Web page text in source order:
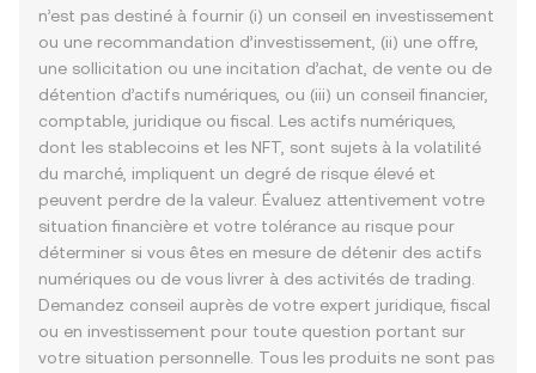
n’est pas destiné à fournir (i) un conseil en investissement
ou une recommandation d’investissement, (ii) une offre,
une sollicitation ou une incitation d’achat, de vente ou de
détention d’actifs numériques, ou (iii) un conseil financier,
comptable, juridique ou fiscal. Les actifs numériques,
dont les stablecoins et les NFT, sont sujets à la volatilité
du marché, impliquent un degré de risque élevé et
peuvent perdre de la valeur. Évaluez attentivement votre
situation financière et votre tolérance au risque pour
déterminer si vous êtes en mesure de détenir des actifs
numériques ou de vous livrer à des activités de trading.
Demandez conseil auprès de votre expert juridique, fiscal
ou en investissement pour toute question portant sur
votre situation personnelle. Tous les produits ne sont pas